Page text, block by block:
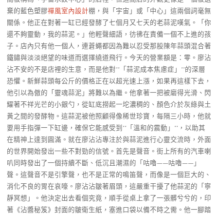
棄的藍色塑膠禪風室內設計棚，與「宇宙」或「中心」這兩個詞毫無
關係。他正在對著一缸已經發酵了七個月又七天的老蒜泥嘆氣。「你
還不夠靈動，我的蒜泥。」他輕聲細語，彷彿在責備一個不上進的孩
子。店內只有他一個人，連蒼蠅都因為難以忍受那股陳年蒜頭混合著
鐵鏽與淡淡絕望的味道而選擇繞道飛行。今天的營業額是：零。廖沾
沾不安的不是店裡的生意，而是他對**「蒜泥成本焦慮症」**的深層
恐懼。新鮮蒜頭每公斤的價格正在以超光速上漲，如果再這樣下去，
他引以為傲的「靈魂蒜泥」將難以為繼。他拿著一把被磨得光滑、閃
耀著不祥光芒的小銀勺，從缸底撈起一坨濃稠的、顏色介於灰綠與土
黃之間的發酵物。這蒜泥被他照顧得像稀世珍寶，每隔三小時，他就
要用手指彈一下缸邊，確保它能感受到**「溫和的震動」**，以助其
在精神上達到圓滿。就在廖沾沾專注於與蒜泥進行心靈交流時，外面
的世界開始發出一些不對勁的信號。首先是聲音。街上所有的汽車喇
叭同時發出了一個持續不斷、低沉且潮濕的「咕嚕——咕嚕——」
聲。這聲音不是引擎聲，也不是正常的鳴笛聲，而像是一個巨大的、
消化不良的胃在哀嚎。廖沾沾皺著眉頭，這嚴重干擾了他蒜泥的「寧
靜冥想」。他決定出去看個究竟，順手從桌上拿了一張髒兮兮的，印
著《沾醬秘笈》封面的皺衛生紙，塞進口袋以備不時之需。他一腳踏